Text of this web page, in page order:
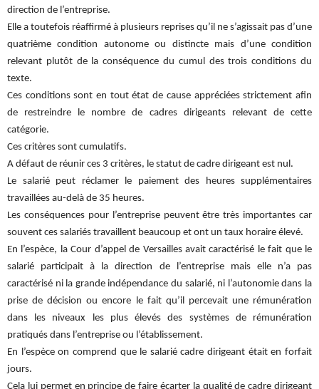
direction de l’entreprise.
Elle a toutefois réaffirmé à plusieurs reprises qu’il ne s’agissait pas d’une
quatrième condition autonome ou distincte mais d’une condition
relevant plutôt de la conséquence du cumul des trois conditions du
texte.
Ces conditions sont en tout état de cause appréciées strictement afin
de restreindre le nombre de cadres dirigeants relevant de cette
catégorie.
Ces critères sont cumulatifs.
A défaut de réunir ces 3 critères, le statut de cadre dirigeant est nul.
Le salarié peut réclamer le paiement des heures supplémentaires
travaillées au-delà de 35 heures.
Les conséquences pour l’entreprise peuvent être très importantes car
souvent ces salariés travaillent beaucoup et ont un taux horaire élevé.
En l’espèce, la Cour d’appel de Versailles avait caractérisé le fait que le
salarié participait à la direction de l’entreprise mais elle n’a pas
caractérisé ni la grande indépendance du salarié, ni l’autonomie dans la
prise de décision ou encore le fait qu’il percevait une rémunération
dans les niveaux les plus élevés des systèmes de rémunération
pratiqués dans l’entreprise ou l’établissement.
En l’espèce on comprend que le salarié cadre dirigeant était en forfait
jours.
Cela lui permet en principe de faire écarter la qualité de cadre dirigeant